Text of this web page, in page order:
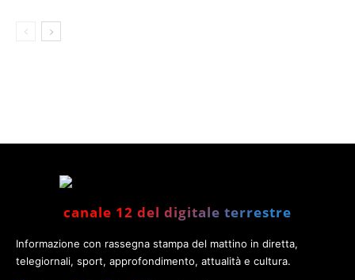
canale 12 del digitale terrestre
Informazione con rassegna stampa del mattino in diretta,
telegiornali, sport, approfondimento, attualità e cultura.